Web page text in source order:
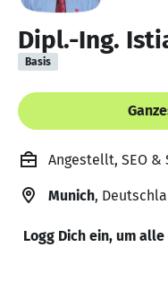
Dipl.-Ing.
Basis
Angestellt, SEO &
Munich,
Logg Dich ein, um